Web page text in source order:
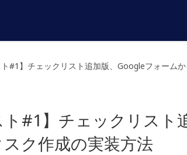
ト#1】チェックリスト追加版、Googleフォーム
ト#1】チェックリスト
ク作成の実装方法